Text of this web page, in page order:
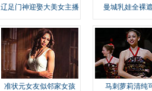
辽足门神迎娶大美女主播 曼城乳娃全裸
准状元女友似邻家女孩 马刺萝莉清纯